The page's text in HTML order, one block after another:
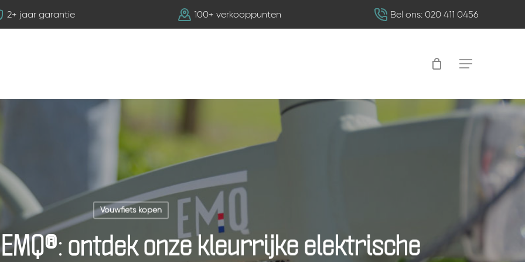
2+ jaar garantie 100+ verkooppunten Bel ons: 020 411 0456
Menu
Vouwfiets kopen
ontdek onze kleurrijke elektrische